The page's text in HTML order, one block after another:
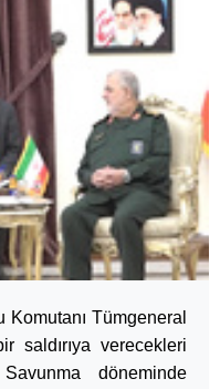
Komutanı Tümgeneral
saldırıya verecekleri
döneminde